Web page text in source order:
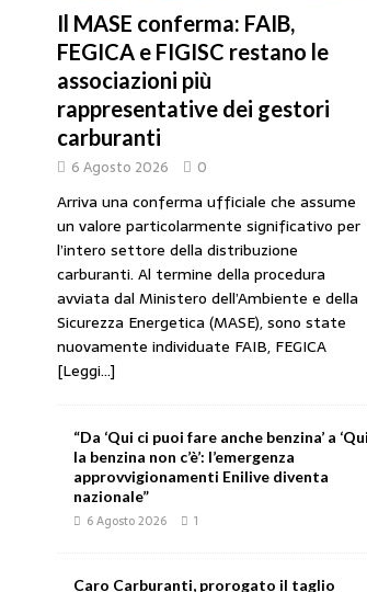
una presunzione di colpevolezza
SITUAZIONE GRAVE MA NON SERIA
Il MASE conferma: FAIB,
FEGICA e FIGISC restano le
associazioni più
rappresentative dei gestori
carburanti
6 Agosto 2026 0
Arriva una conferma ufficiale che assume
un valore particolarmente significativo per
l’intero settore della distribuzione
carburanti. Al termine della procedura
avviata dal Ministero dell’Ambiente e della
Sicurezza Energetica (MASE), sono state
nuovamente individuate FAIB, FEGICA
[Leggi...]
“Da ‘Qui ci puoi fare anche benzina’ a ‘Qui
la benzina non c’è’: l’emergenza
approvvigionamenti Enilive diventa
nazionale”
6 Agosto 2026 1
Caro Carburanti, prorogato il taglio